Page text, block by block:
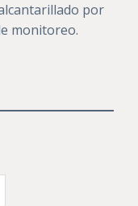
por
monitoreo.